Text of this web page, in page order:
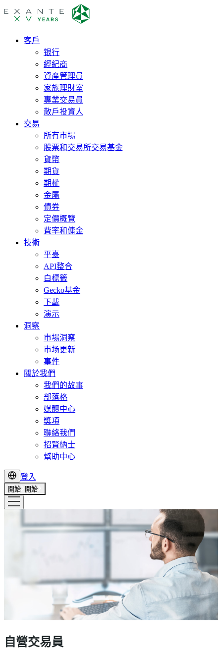
客戶
银行
經紀商
資產管理員
家族理財室
專業交易員
散戶投資人
交易
所有市場
股票和交易所交易基金
貨幣
期貨
期權
金屬
債券
定價概覽
費率和傭金
技術
平臺
API整合
白標籤
Gecko基金
下載
演示
洞察
市場洞察
市场更新
事件
關於我們
我們的故事
部落格
媒體中心
獎項
聯絡我們
招賢納士
幫助中心
登入
開始 開始
自營交易員